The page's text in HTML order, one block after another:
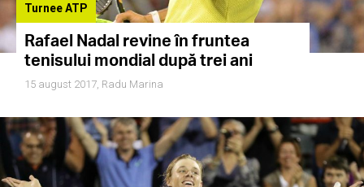
Turnee ATP
Rafael Nadal revine în fruntea
tenisului mondial după trei ani
15 august 2017, Radu Marina